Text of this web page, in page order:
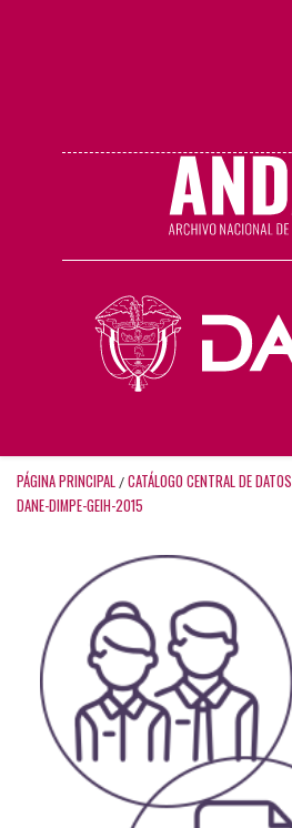
PÁGINA PRINCIPAL / CATÁLOGO CENTRAL DE DATOS
DANE-DIMPE-GEIH-2015